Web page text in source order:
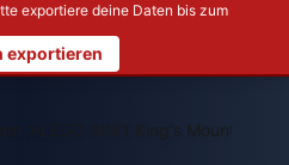
exportiere deine Daten bis zum
exportieren
LEGO 6081 King's Mountain